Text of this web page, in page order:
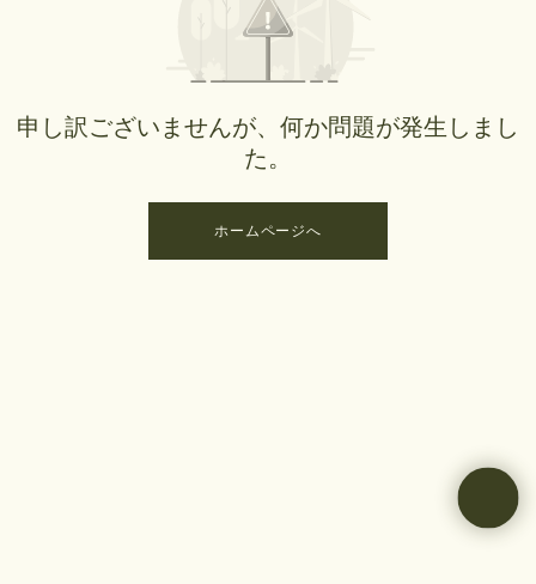
申し訳ございませんが、何か問題が発生しまし
た。
ホームページへ